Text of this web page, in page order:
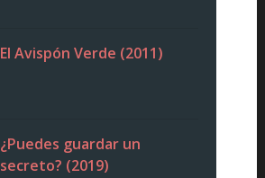
El Avispón Verde (2011)
¿Puedes guardar un
secreto? (2019)